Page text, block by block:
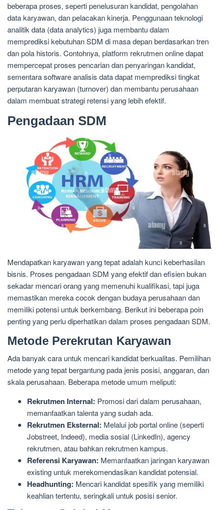
beberapa proses, seperti penelusuran kandidat, pengolahan
data karyawan, dan pelacakan kinerja. Penggunaan teknologi
analitik data (data analytics) juga membantu dalam
memprediksi kebutuhan SDM di masa depan berdasarkan tren
dan pola historis. Contohnya, platform rekrutmen online dapat
mempercepat proses pencarian dan penyaringan kandidat,
sementara software analisis data dapat memprediksi tingkat
perputaran karyawan (turnover) dan membantu perusahaan
dalam membuat strategi retensi yang lebih efektif.
Pengadaan SDM
Mendapatkan karyawan yang tepat adalah kunci keberhasilan
bisnis. Proses pengadaan SDM yang efektif dan efisien bukan
sekadar mencari orang yang memenuhi kualifikasi, tapi juga
memastikan mereka cocok dengan budaya perusahaan dan
memiliki potensi untuk berkembang. Berikut ini beberapa poin
penting yang perlu diperhatikan dalam proses pengadaan SDM.
Metode Perekrutan Karyawan
Ada banyak cara untuk mencari kandidat berkualitas. Pemilihan
metode yang tepat bergantung pada jenis posisi, anggaran, dan
skala perusahaan. Beberapa metode umum meliputi:
Rekrutmen Internal: Promosi dari dalam perusahaan,
memanfaatkan talenta yang sudah ada.
Rekrutmen Eksternal: Melalui job portal online (seperti
Jobstreet, Indeed), media sosial (LinkedIn), agency
rekrutmen, atau bahkan rekrutmen kampus.
Referensi Karyawan: Memanfaatkan jaringan karyawan
existing untuk merekomendasikan kandidat potensial.
Headhunting: Mencari kandidat spesifik yang memiliki
keahlian tertentu, seringkali untuk posisi senior.